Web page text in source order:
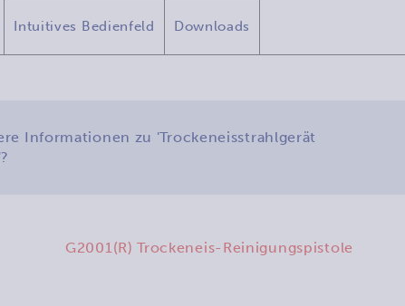
Intuitives Bedienfeld Downloads
Informationen zu 'Trockeneisstrahlgerät
G2001(R) Trockeneis-Reinigungspistole